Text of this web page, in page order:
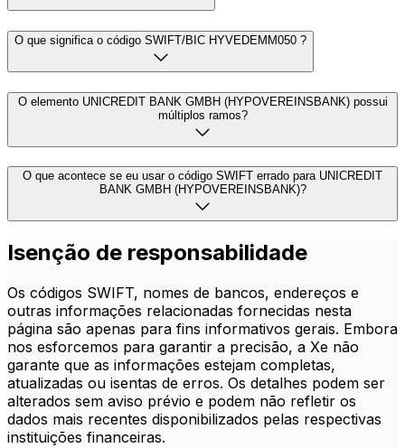
O que significa o código SWIFT/BIC HYVEDEMM050 ?
O elemento UNICREDIT BANK GMBH (HYPOVEREINSBANK) possui
múltiplos ramos?
O que acontece se eu usar o código SWIFT errado para UNICREDIT
BANK GMBH (HYPOVEREINSBANK)?
Isenção de responsabilidade
Os códigos SWIFT, nomes de bancos, endereços e
outras informações relacionadas fornecidas nesta
página são apenas para fins informativos gerais. Embora
nos esforcemos para garantir a precisão, a Xe não
garante que as informações estejam completas,
atualizadas ou isentas de erros. Os detalhes podem ser
alterados sem aviso prévio e podem não refletir os
dados mais recentes disponibilizados pelas respectivas
instituições financeiras.